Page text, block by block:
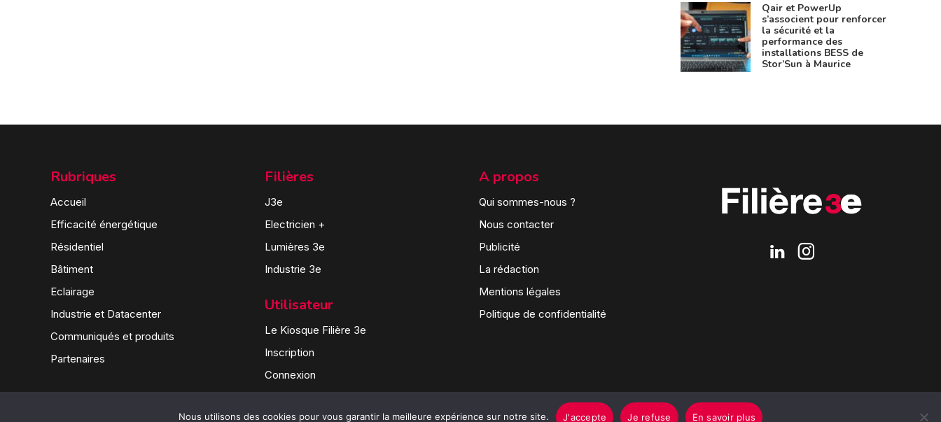
Qair et PowerUp
s’associent pour renforcer
la sécurité et la
performance des
installations BESS de
Stor’Sun à Maurice
Rubriques
Accueil
Efficacité énergétique
Résidentiel
Bâtiment
Eclairage
Industrie et Datacenter
Communiqués et produits
Partenaires
Filières
J3e
Electricien +
Lumières 3e
Industrie 3e
Utilisateur
Le Kiosque Filière 3e
Inscription
Connexion
A propos
Qui sommes-nous ?
Nous contacter
Publicité
La rédaction
Mentions légales
Politique de confidentialité
Nous utilisons des cookies pour vous garantir la meilleure expérience sur notre site. J'accepte Je refuse En savoir plus